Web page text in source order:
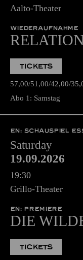
Aalto-Theater
WIEDERAUFNAHME
TICKETS
57,00 51,00 42,00
Abo 1: Samstag
EN: SCHAUSPIEL
Saturday
19.09.2026
19:30
Grillo-Theater
EN: PREMIERE
DIE
TICKETS